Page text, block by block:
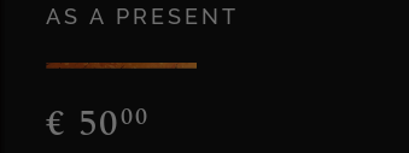
AS A PRESENT
€ 5000